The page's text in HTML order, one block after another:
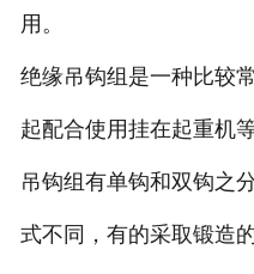
用。
绝缘吊钩组是一种比较
起配合使用挂在起重机
吊钩组有单钩和双钩之
式不同，有的采取锻造